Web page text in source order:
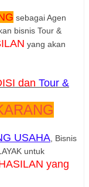
sebagai Agen
bisnis Tour &
yang akan
dan Tour &
USAHA , Bisnis
untuk
yang